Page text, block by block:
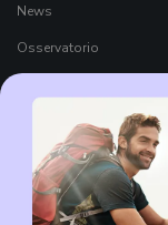
News
Osservatorio
Black Friday 2026